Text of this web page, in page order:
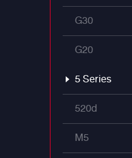
G30
G20
5 Series
520d
M5